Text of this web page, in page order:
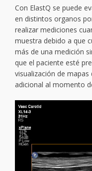
Con ElastQ se puede
en distintos organos
realizar mediciones
muestra debido a que
más de una medición
que el paciente esté
visualización de
adicional al momento